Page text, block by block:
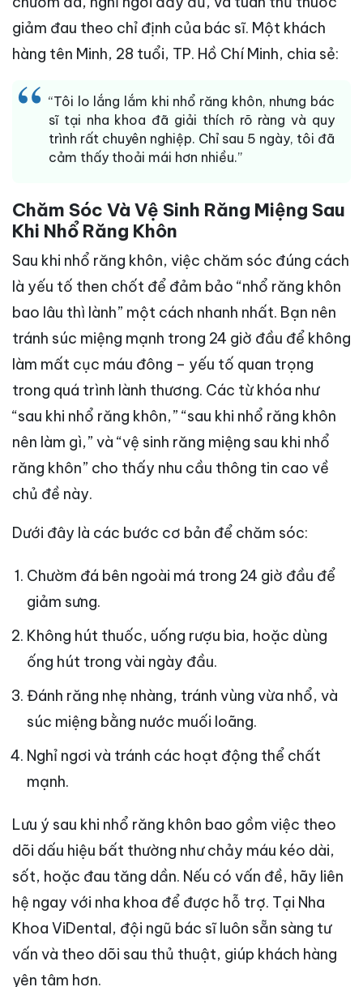
giảm đau theo chỉ định của bác sĩ. Một khách
hàng tên Minh, 28 tuổi, TP. Hồ Chí Minh, chia sẻ:
“Tôi lo lắng lắm khi nhổ răng khôn, nhưng bác
sĩ tại nha khoa đã giải thích rõ ràng và quy
trình rất chuyên nghiệp. Chỉ sau 5 ngày, tôi đã
cảm thấy thoải mái hơn nhiều.”
Chăm Sóc Và Vệ Sinh Răng Miệng Sau
Khi Nhổ Răng Khôn
Sau khi nhổ răng khôn, việc chăm sóc đúng cách
là yếu tố then chốt để đảm bảo “nhổ răng khôn
bao lâu thì lành” một cách nhanh nhất. Bạn nên
tránh súc miệng mạnh trong 24 giờ đầu để không
làm mất cục máu đông – yếu tố quan trọng
trong quá trình lành thương. Các từ khóa như
“sau khi nhổ răng khôn,” “sau khi nhổ răng khôn
nên làm gì,” và “vệ sinh răng miệng sau khi nhổ
răng khôn” cho thấy nhu cầu thông tin cao về
chủ đề này.
Dưới đây là các bước cơ bản để chăm sóc:
Chườm đá bên ngoài má trong 24 giờ đầu để
giảm sưng.
Không hút thuốc, uống rượu bia, hoặc dùng
ống hút trong vài ngày đầu.
Đánh răng nhẹ nhàng, tránh vùng vừa nhổ, và
súc miệng bằng nước muối loãng.
Nghỉ ngơi và tránh các hoạt động thể chất
mạnh.
Lưu ý sau khi nhổ răng khôn bao gồm việc theo
dõi dấu hiệu bất thường như chảy máu kéo dài,
sốt, hoặc đau tăng dần. Nếu có vấn đề, hãy liên
hệ ngay với nha khoa để được hỗ trợ. Tại Nha
Khoa ViDental, đội ngũ bác sĩ luôn sẵn sàng tư
vấn và theo dõi sau thủ thuật, giúp khách hàng
yên tâm hơn.